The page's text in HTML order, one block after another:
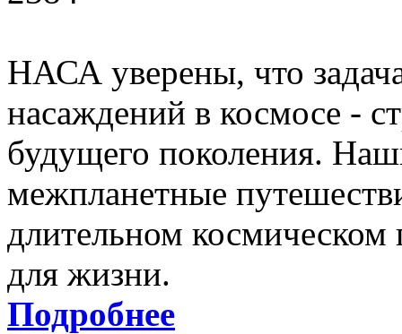
НАСА уверены, что
насаждений в космосе -
будущего поколения.
межпланетные
длительном
для жизни.
Подробнее